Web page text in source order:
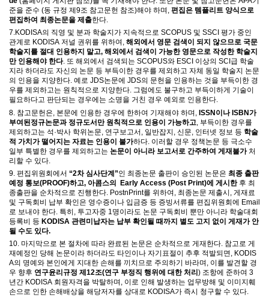
준을 준수 (동 규정 제 9조 참고문헌 참조)해야 하며 , 편집은 템플리트 양식으로
편집하여 최종논문을 제출한다.
7.KODISA의 직영 및 분과 학술지가 지속적으로 SCOPUS 및 SSCI 평가 중인
관계로 KODISA 저널 권위를 위하여 , 해외에서 영문 검색이 되지 않으므로 국문
학술지를 절대 인용하지 말고, 해외에서 검색이 가능한영문으로 작성한 학술지
만 인용해야 한다. 또 해외에서 검색되는 SCOPUS와 ESCI 이상의 SCI 급 학술
지라 하더라도 자신의 논문 등 부득이한 경우를 제외하고 자체 동일 학술지 논문
의 인용을 지양한다. 예로 JDS논문에 JDS의 문헌을 인용하는 것을 부득이한 경
우를 제외하고는 원칙적으로 지양한다. 그럼에도 불구하고 부득이하게 기술이
필요하다고 판단되는 경우에는 소명을 거친 경우 예외로 인용한다.
8. 참고문헌은 본문에 인용한 경우에 한하여 기재해야 하며 ISSN이나ISBN가
부여된정규논문과 정규도서만 원칙적으로 인용이 가능하고 부득이한 경우를
제외하고는 석·박사 학위논문 연구보고서 일반잡지 신문 인터넷 정보 등 학술
적 가치가 떨어지는 자료는 인용이 불가하다 이러할 경우 정책논문 등 극소수
일부 특별한 경우를 제외하고는 논문이 아니라 보고서로 간주하여 게재불가 처
리할 수 있다
9. 편집위원회에서 “2차 심사단계 ”인 최종논문 출판이 승인된 논문은 최종 출판
예정 통보(PROOF)하고, 아콤스의 Early Access (Post Print)에 게시한 후 최
종출판을 순차적으로 진행한다. PostnPrint를 위하여 , 최종논문 제출시 , 게재료
및 구독회비 납부 확인은 영수증이나 입금증 등 증빙서류를 편집위원회에
Email
로 보내야 한다. 특히 , 투고자중 1명이라도 논문 구독회비 뿐만 아니라 학술대회
등록비 등 KODISA 관련미납자는 납부 확인될 때까지 별도 고지 없이 게재가 안
될 수도 있다.
10. 마지막으로 본 절차에 따라 완료된 논문은 순차적으로 게재한다. 참고로 게
재예정인 당해 논문이라 하더라도 타인이나 자기표절이 추후 적발되면 , KODIS
A의 명예와 본인에게 지대한 손해를 끼치므로 주의하기 바라며 , 이를 발견할 경
우 향후 연구윤리규정 제 12조(연구 부정직 행위에 대한 처리 ) 조항에 준하여 3
년간 KODISA 회원자격을 박탈하며 , 이로 인해 발생하는 업무방해 및 이미지훼
손으로 인한 손해배상을 해당저자를 상대로 KODISA가 즉시 청구할 수 있다.